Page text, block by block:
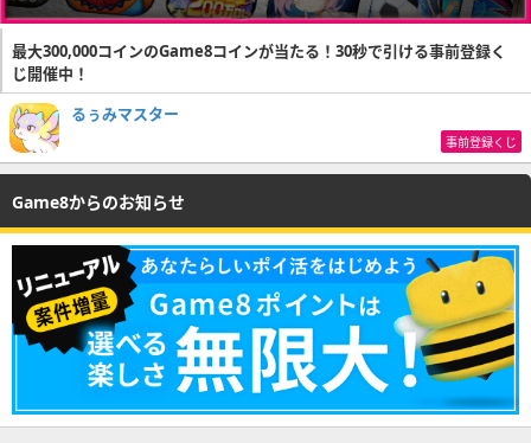
最大300,000コインのGame8コインが当たる！30秒で引ける事前登録く
じ開催中！
るぅみマスター
事前登録くじ
Game8からのお知らせ